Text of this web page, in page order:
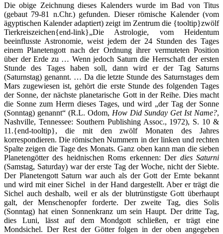
Die obige Zeichnung dieses Kalenders wurde im Bad von Titus
(gebaut 79-81 n.Chr.) gefunden. Dieser römische Kalender (vom
ägyptischen Kalender adaptiert) zeigt im Zentrum die {tooltip}zwölf
Tierkreiszeichen{end-link}„Die Astrologie, vom Heidentum
beeinflusste Astronomie, weist jedem der 24 Stunden des Tages
einem Planetengott nach der Ordnung ihrer vermuteten Position
über der Erde zu … Wenn jedoch Saturn die Herrschaft der ersten
Stunde des Tages haben soll, dann wird er der Tag Saturns
(Saturnstag) genannt. … Da die letzte Stunde des Saturnstages dem
Mars zugewiesen ist, gehört die erste Stunde des folgenden Tages
der Sonne, der nächste planetarische Gott in der Reihe. Dies macht
die Sonne zum Herrn dieses Tages, und wird „der Tag der Sonne
(Sonntag) genannt“ (R.L. Odom, How Did Sunday Get Ist Name?,
Nashville, Tennessee: Southern Publishing Assoc., 1972), S. 10 &
11.{end-tooltip}, die mit den zwölf Monaten des Jahres
korrespondieren. Die römischen Nummern in der linken und rechten
Spalte zeigen die Tage des Monats. Ganz oben kann man die sieben
Planetengötter des heidnischen Roms erkennen: Der dies Saturni
(Samstag, Saturday) war der erste Tag der Woche, nicht der Siebte.
Der Planetengott Saturn war auch als der Gott der Ernte bekannt
und wird mit einer Sichel in der Hand dargestellt. Aber er trägt die
Sichel auch deshalb, weil er als der blutrünstigste Gott überhaupt
galt, der Menschenopfer forderte. Der zweite Tag, dies Solis
(Sonntag) hat einen Sonnenkranz um sein Haupt. Der dritte Tag,
dies Luni, lässt auf dem Mondgott schließen, er trägt eine
Mondsichel. Der Rest der Götter folgen in der oben angegeben